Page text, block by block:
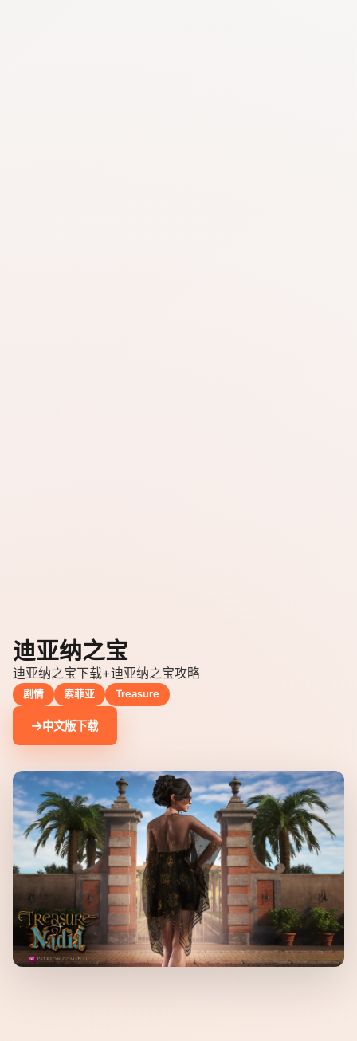
迪亚纳之宝
迪亚纳之宝下载+迪亚纳之宝攻略
剧情 索菲亚 Treasure
中文版下载